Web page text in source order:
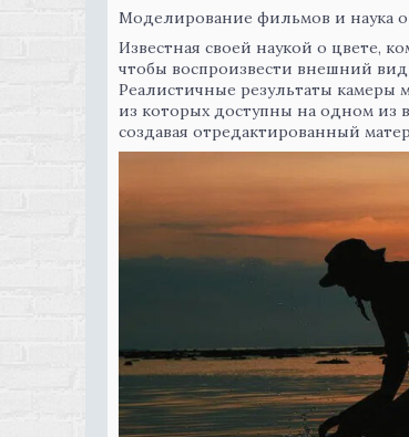
Моделирование фильмов и наука о
Известная своей наукой о цвете,
чтобы воспроизвести внешний
Реалистичные результаты
из которых доступны на одном из
создавая отредактированный